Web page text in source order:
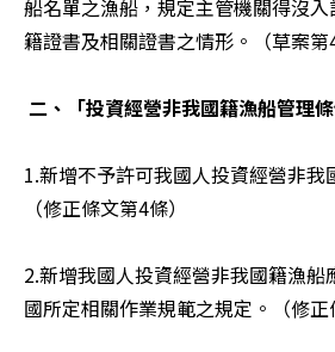
船名單之漁船，規定主管機關得沒
籍證書及相關證書之情形。（草案第
二、「投資經營非我國籍漁船管理
1.新增不予許可我國人投資經營非我
（修正條文第4條）
2.新增我國人投資經營非我國籍漁船
國所定相關作業規範之規定。（修正